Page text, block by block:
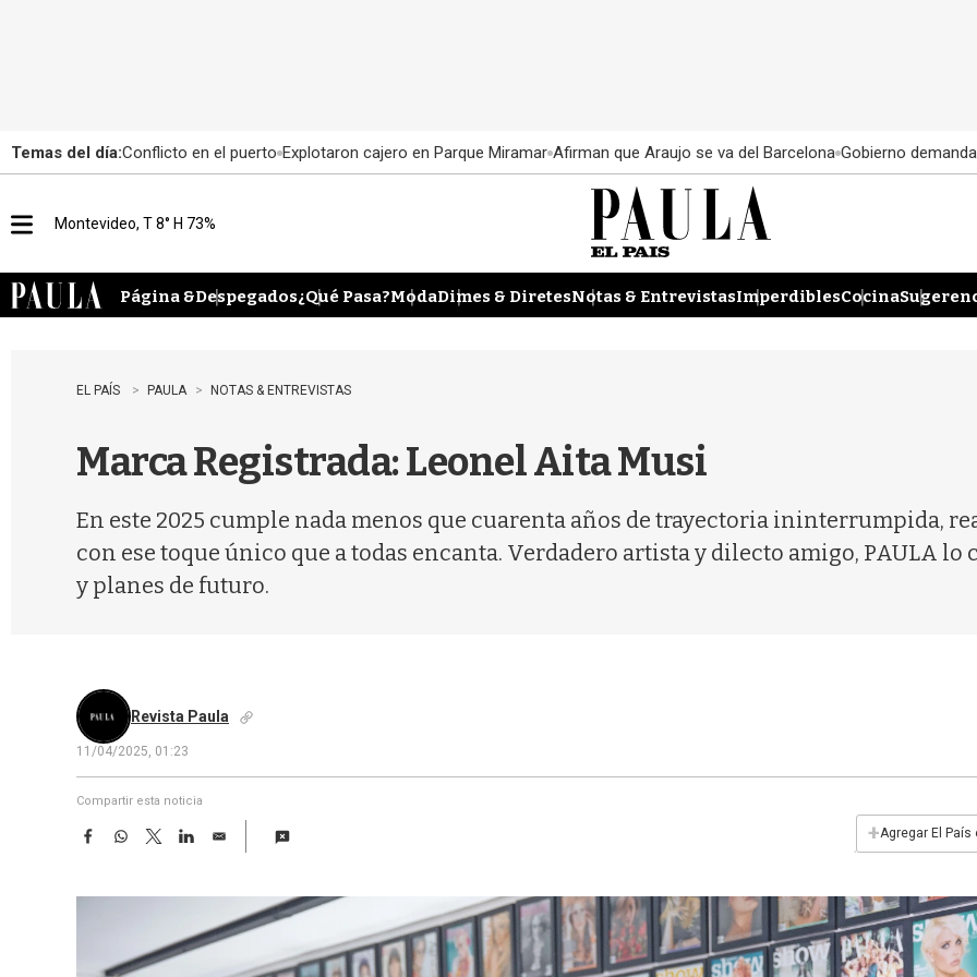
Temas del día:Conflicto en el puerto Explotaron cajero en Parque Miramar Afirman que Araujo se va del Barcelona Gobierno
u
Montevideo, T 8° H 73%
Página &Despegados¿Qué Pasa?ModaDimes & DiretesNotas & EntrevistasImperdiblesCocina
EL PAÍS PAULA NOTAS & ENTREVISTAS
Marca Registrada: Leonel Aita Musi
En este 2025 cumple nada menos que cuarenta años de trayectoria ininterrumpida,
con ese toque único que a todas encanta. Verdadero artista y dilecto amigo, PAULA
y planes de futuro.
Revista Paula
11/04/2025, 01:23
Compartir esta noticia
F
e
W
t
p
T
w
t
r
L
k
d
I
E
i
+Agregar El País